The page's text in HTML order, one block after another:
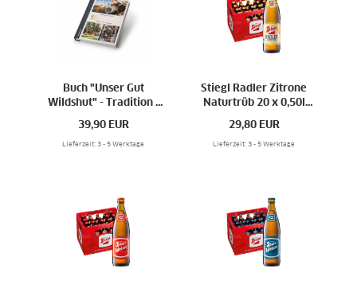
Buch "Unser Gut
Wildshut" - Tradition -
39,90 EUR
Lieferzeit: 3 - 5 Werktage
Stiegl Radler Zitrone
Naturtrüb 20 x 0,50l
29,80 EUR
Lieferzeit: 3 - 5 Werktage